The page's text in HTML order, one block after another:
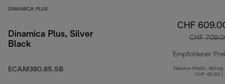
DINAMICA PLUS
Dinamica Plus, Silver
Black
ECAM380.85.SB
CHF
CHF
Empfohlener
Inklusive MwSt.-Betrag
CHF 45.63 (